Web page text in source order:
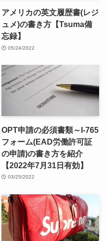
アメリカの英文履歴書(レジ
ュメ)の書き方【Tsuma備
忘録】
05/24/2022
OPT申請の必須書類～I-765
フォーム(EAD労働許可証
の申請)の書き方を紹介
【2022年7月31日有効】
03/25/2022